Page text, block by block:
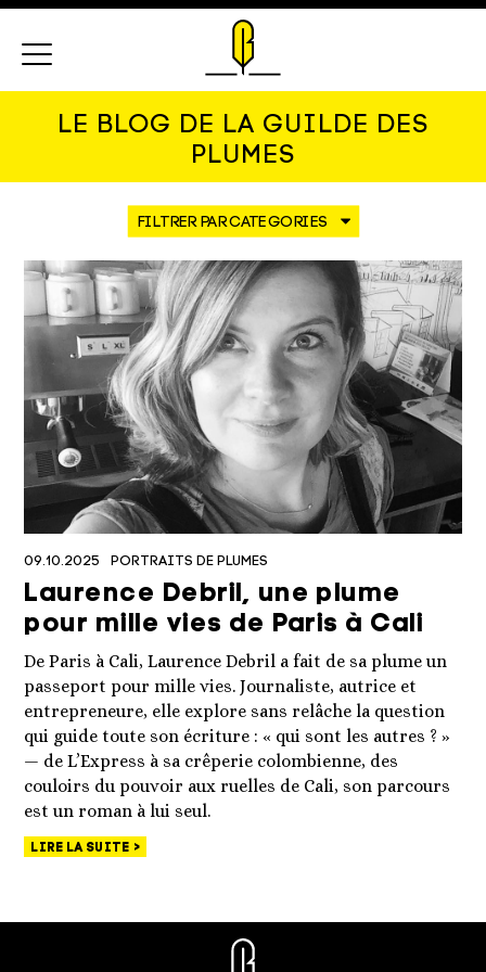
LE BLOG DE LA GUILDE DES
PLUMES
09.10.2025 PORTRAITS DE PLUMES
Laurence Debril, une plume
pour mille vies de Paris à Cali
De Paris à Cali, Laurence Debril a fait de sa plume un
passeport pour mille vies. Journaliste, autrice et
entrepreneure, elle explore sans relâche la question
qui guide toute son écriture : « qui sont les autres ? »
— de L’Express à sa crêperie colombienne, des
couloirs du pouvoir aux ruelles de Cali, son parcours
est un roman à lui seul.
LIRE LA SUITE